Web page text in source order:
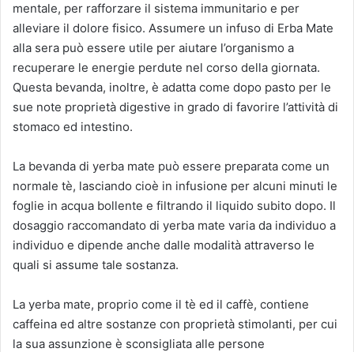
mentale, per rafforzare il sistema immunitario e per
alleviare il dolore fisico. Assumere un infuso di Erba Mate
alla sera può essere utile per aiutare l’organismo a
recuperare le energie perdute nel corso della giornata.
Questa bevanda, inoltre, è adatta come dopo pasto per le
sue note proprietà digestive in grado di favorire l’attività di
stomaco ed intestino.
La bevanda di yerba mate può essere preparata come un
normale tè, lasciando cioè in infusione per alcuni minuti le
foglie in acqua bollente e filtrando il liquido subito dopo. Il
dosaggio raccomandato di yerba mate varia da individuo a
individuo e dipende anche dalle modalità attraverso le
quali si assume tale sostanza.
La yerba mate, proprio come il tè ed il caffè, contiene
caffeina ed altre sostanze con proprietà stimolanti, per cui
la sua assunzione è sconsigliata alle persone